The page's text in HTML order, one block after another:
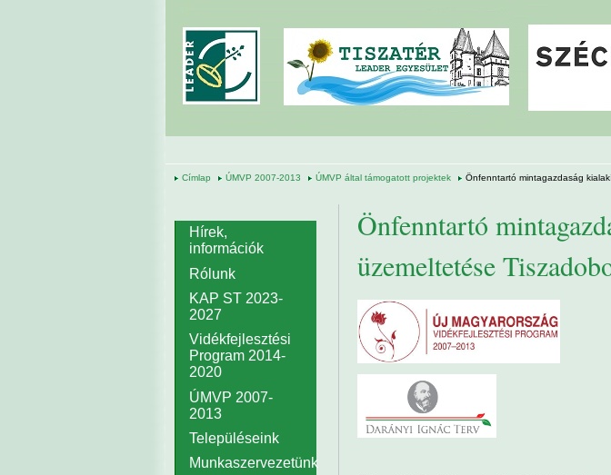
Címlap ÚMVP 2007-2013 ÚMVP által támogatott projektek Önfenntartó mintagazdaság
Önfenntartó
üzemeltetése
Hírek,
információk
Rólunk
KAP ST 2023-
2027
Vidékfejlesztési
Program 2014-
2020
ÚMVP 2007-
2013
Településeink
Munkaszervezetünk